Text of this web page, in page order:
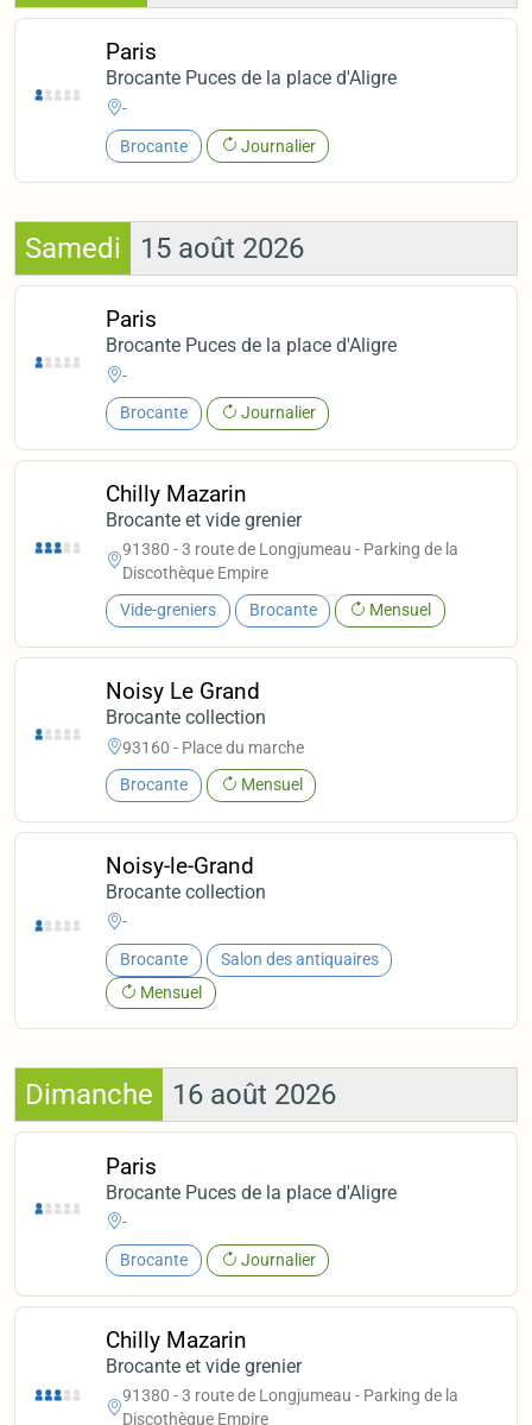
Paris
Brocante Puces de la place d'Aligre
-
Brocante Journalier
Samedi 15 août 2026
Paris
Brocante Puces de la place d'Aligre
-
Brocante Journalier
Chilly Mazarin
Brocante et vide grenier
91380 - 3 route de Longjumeau - Parking de la
Discothèque Empire
Vide-greniers Brocante Mensuel
Noisy Le Grand
Brocante collection
93160 - Place du marche
Brocante Mensuel
Noisy-le-Grand
Brocante collection
-
Brocante
Salon des antiquaires
Mensuel
Dimanche 16 août 2026
Paris
Brocante Puces de la place d'Aligre
-
Brocante Journalier
Chilly Mazarin
Brocante et vide grenier
91380 - 3 route de Longjumeau - Parking de la
Discothèque Empire